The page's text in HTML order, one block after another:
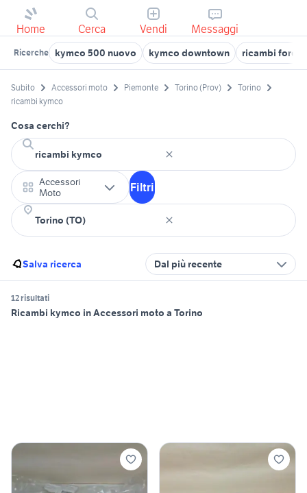
Home Cerca Vendi Messaggi
Ricerche kymco 500 nuovo kymco downtown ricambi ford
Subito Accessori moto Piemonte Torino (Prov)
Torino
ricambi kymco
Cosa cerchi?
Accessori
Moto
Filtri
Salva ricerca Dal più recente
12 risultati
Ricambi kymco in Accessori moto a Torino